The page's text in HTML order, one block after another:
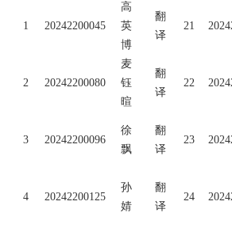
1 20242200045
高
英
博
翻
译
21
2 20242200080
麦
钰
暄
翻
译
22
3 20242200096
徐
飘
翻
译
23
4 20242200125
孙
婧
翻
译
24